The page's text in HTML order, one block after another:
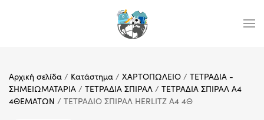
Αρχική σελίδα / Κατάστημα / ΧΑΡΤΟΠΩΛΕΙΟ / ΤΕΤΡΑΔΙΑ -
ΣΗΜΕΙΩΜΑΤΑΡΙΑ / ΤΕΤΡΑΔΙΑ ΣΠΙΡΑΛ / ΤΕΤΡΑΔΙΑ ΣΠΙΡΑΛ Α4
4ΘΕΜΑΤΩΝ / ΤΕΤΡΑΔΙΟ ΣΠΙΡΑΛ HERLITZ A4 4Θ